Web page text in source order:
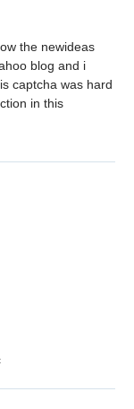
the newideas
blog and i
captcha was hard
in this